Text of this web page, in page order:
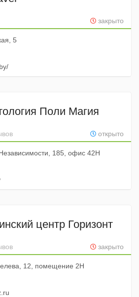
закрыто
5
Поли Магия
открыто
185, офис 42Н
центр Горизонт
закрыто
12, помещение 2Н